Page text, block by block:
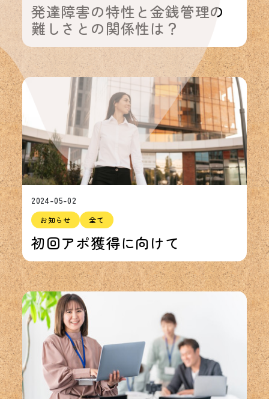
発達障害の特性と金銭管理の
難しさとの関係性は？
2024-05-02
お知らせ 全て
初回アポ獲得に向けて